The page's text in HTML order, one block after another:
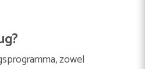
?
zowel